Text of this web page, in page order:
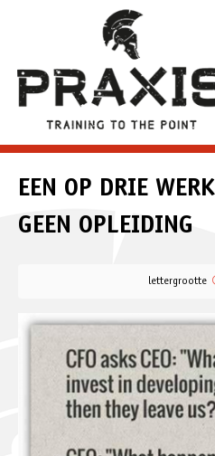
EEN OP DRIE
GEEN OPLEIDING
lettergrootte